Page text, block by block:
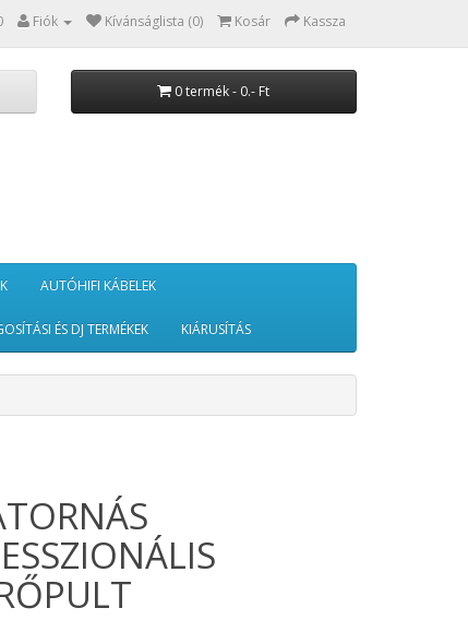
Fiók Kívánságlista (0) Kosár Kassza
0 termék - 0.- Ft
AUTÓHIFI KÁBELEK
ÉS DJ TERMÉKEK KIÁRUSÍTÁS